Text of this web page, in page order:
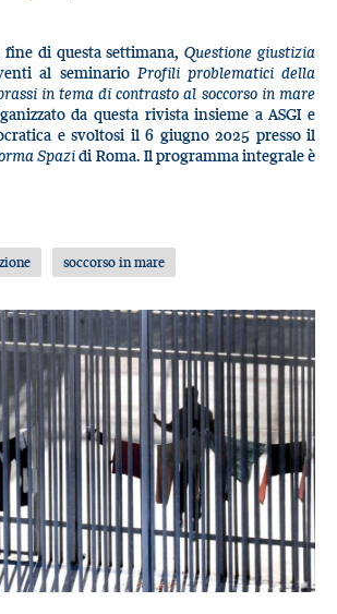
di questa settimana,Questione giustizia
al seminario Profili problematici della
in tema di contrasto al soccorso in mare
da questa rivista insieme a ASGI e
e svoltosi il 6 giugno 2025 presso il
Spazidi Roma. Il programma integrale è
soccorso in mare